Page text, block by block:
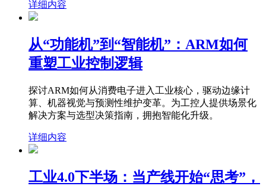
详细内容
从“功能机”到“智能机”：ARM如何
重塑工业控制逻辑
探讨ARM如何从消费电子进入工业核心，驱动边缘计
算、机器视觉与预测性维护变革。为工控人提供场景化
解决方案与选型决策指南，拥抱智能化升级。
详细内容
工业4.0下半场：当产线开始“思考”，